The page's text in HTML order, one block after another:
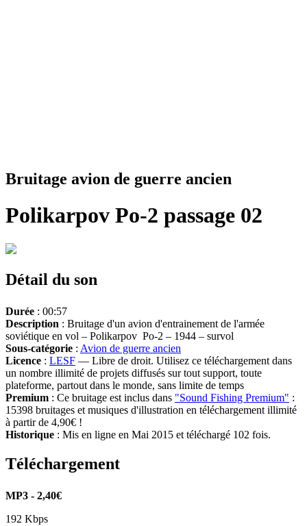
Bruitage avion de guerre ancien
Polikarpov Po-2 passage 02
Détail du son
Durée : 00:57
Description : Bruitage d'un avion d'entrainement de l'armée
soviétique en vol – Polikarpov Po-2 – 1944 – survol
Sous-catégorie : Avion de guerre ancien
Licence : LESF — Libre de droit. Utilisez ce téléchargement dans
un nombre illimité de projets diffusés sur tout support, toute
plateforme, partout dans le monde, sans limite de temps
Premium : Ce bruitage est inclus dans "Sound Fishing Premium" :
15398 bruitages et musiques d'illustration en téléchargement illimité
à partir de 4,90€ !
Historique : Mis en ligne en Mai 2015 et téléchargé 102 fois.
Téléchargement
MP3 - 2,40€
192 Kbps